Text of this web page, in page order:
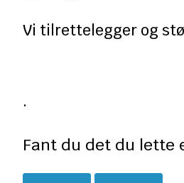
Vi tilrettelegger og
.
Fant du det du lette